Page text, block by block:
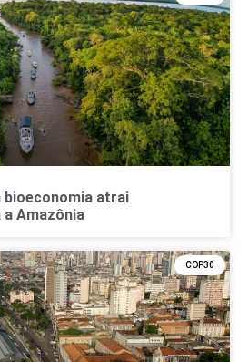
bioeconomia atrai
Amazônia
COP30